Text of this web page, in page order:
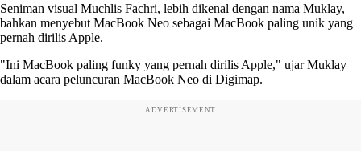
Seniman visual Muchlis Fachri, lebih dikenal dengan nama Muklay,
bahkan menyebut MacBook Neo sebagai MacBook paling unik yang
pernah dirilis Apple.
"Ini MacBook paling funky yang pernah dirilis Apple," ujar Muklay
dalam acara peluncuran MacBook Neo di Digimap.
ADVERTISEMENT